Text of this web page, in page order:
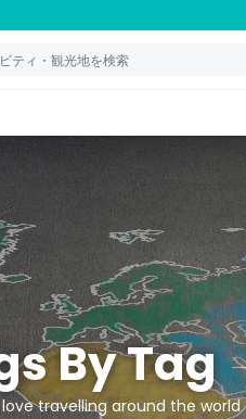
By Tag
travelling around the world